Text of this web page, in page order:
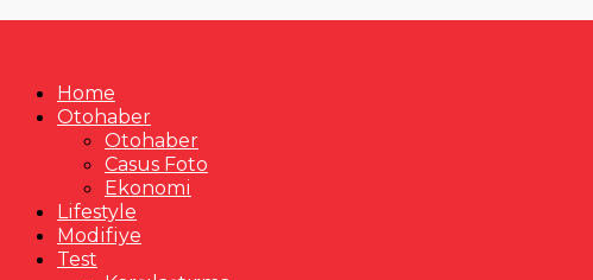
Home
Otohaber
Otohaber
Casus Foto
Ekonomi
Lifestyle
Modifiye
Test